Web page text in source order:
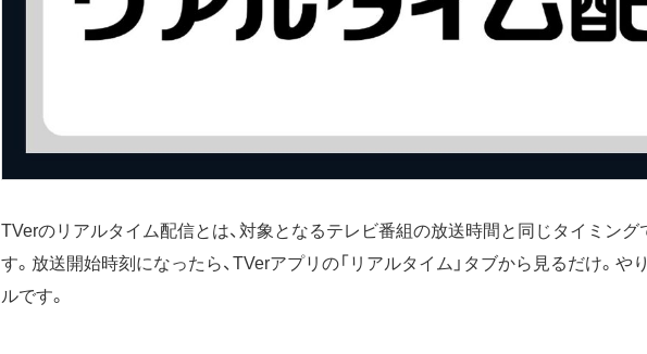
TVerのリアルタイム配信とは、対象となるテレビ番組の放送時間と同じタイミン
す。放送開始時刻になったら、TVerアプリの「リアルタイム」タブから見るだけ。や
ルです。